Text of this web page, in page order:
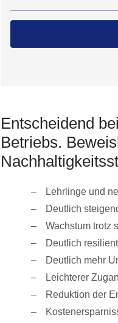
Entscheidend
Betriebs.
Lehrlinge und
Deutlich
Wachstum trotz
Deutlich
Deutlich mehr
Leichterer
Reduktion der